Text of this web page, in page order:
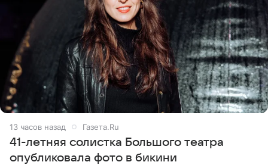
13 часов назад Газета.Ru
41-летняя солистка Большого театра
опубликовала фото в бикини